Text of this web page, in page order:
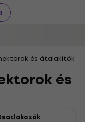
és átalakítók
és